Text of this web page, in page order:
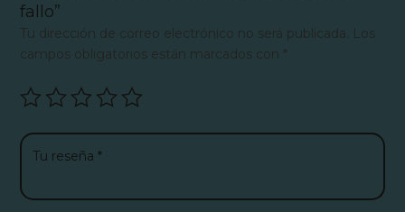
fallo”
Tu dirección de correo electrónico no será publicada. Los
campos obligatorios están marcados con *